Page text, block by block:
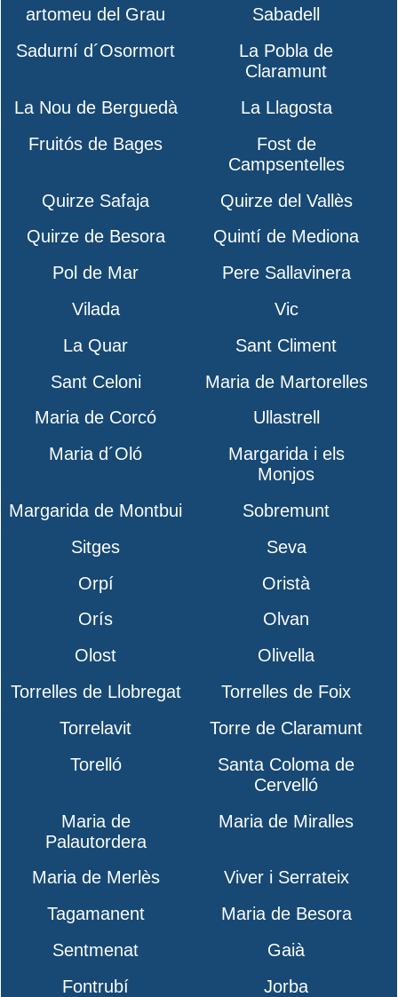
artomeu del Grau
Sabadell
Sadurní d´Osormort
La Pobla de
Claramunt
La Nou de Berguedà
La Llagosta
Fruitós de Bages
Fost de
Campsentelles
Quirze Safaja
Quirze del Vallès
Quirze de Besora
Quintí de Mediona
Pol de Mar
Pere Sallavinera
Vilada
Vic
La Quar
Sant Climent
Sant Celoni
Maria de Martorelles
Maria de Corcó
Ullastrell
Maria d´Oló
Margarida i els
Monjos
Margarida de Montbui
Sobremunt
Sitges
Seva
Orpí
Oristà
Orís
Olvan
Olost
Olivella
Torrelles de Llobregat
Torrelles de Foix
Torrelavit
Torre de Claramunt
Torelló
Santa Coloma de
Cervelló
Maria de
Palautordera
Maria de Miralles
Maria de Merlès
Viver i Serrateix
Tagamanent
Maria de Besora
Sentmenat
Gaià
Fontrubí
Jorba